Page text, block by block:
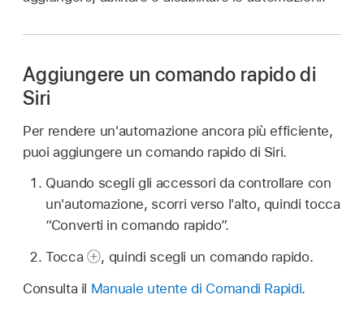
Aggiungere un comando rapido di
Siri
Per rendere un'automazione ancora più efficiente,
puoi aggiungere un comando rapido di Siri.
Quando scegli gli accessori da controllare con
un'automazione, scorri verso l'alto, quindi tocca
“Converti in comando rapido”.
Tocca
, quindi scegli un comando rapido.
Consulta il Manuale utente di Comandi Rapidi.